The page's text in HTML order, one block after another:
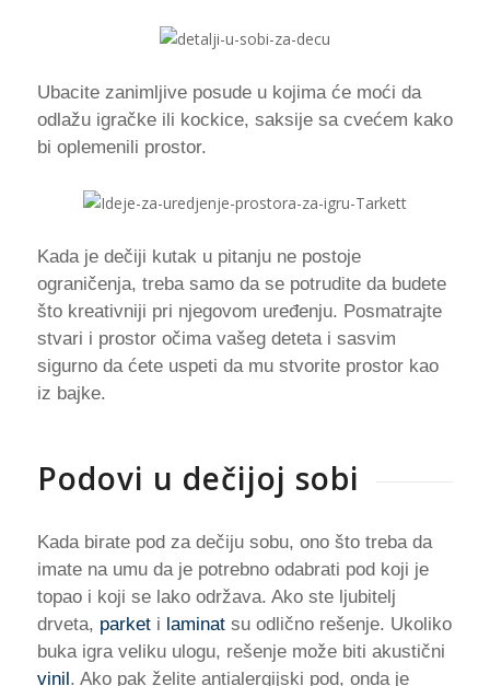
Ubacite zanimljive posude u kojima će moći da
odlažu igračke ili kockice, saksije sa cvećem kako
bi oplemenili prostor.
Kada je dečiji kutak u pitanju ne postoje
ograničenja, treba samo da se potrudite da budete
što kreativniji pri njegovom uređenju. Posmatrajte
stvari i prostor očima vašeg deteta i sasvim
sigurno da ćete uspeti da mu stvorite prostor kao
iz bajke.
Podovi u dečijoj sobi
Kada birate pod za dečiju sobu, ono što treba da
imate na umu da je potrebno odabrati pod koji je
topao i koji se lako održava. Ako ste ljubitelj
drveta, parketi laminatsu odlično rešenje. Ukoliko
buka igra veliku ulogu, rešenje može biti akustični
vinil . Ako pak želite antialergijski pod, onda je